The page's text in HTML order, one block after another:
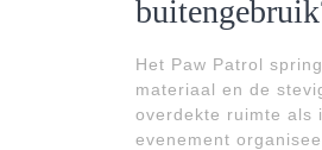
Het Paw Patrol
materiaal en de
overdekte ruimte als
evenement